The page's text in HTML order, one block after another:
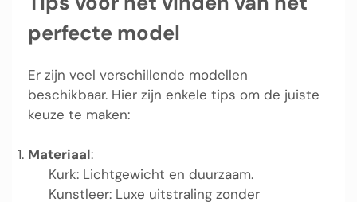
perfecte model
Er zijn veel verschillende modellen
beschikbaar. Hier zijn enkele tips om de juiste
keuze te maken:
Materiaal:
Kurk: Lichtgewicht en duurzaam.
Kunstleer: Luxe uitstraling zonder